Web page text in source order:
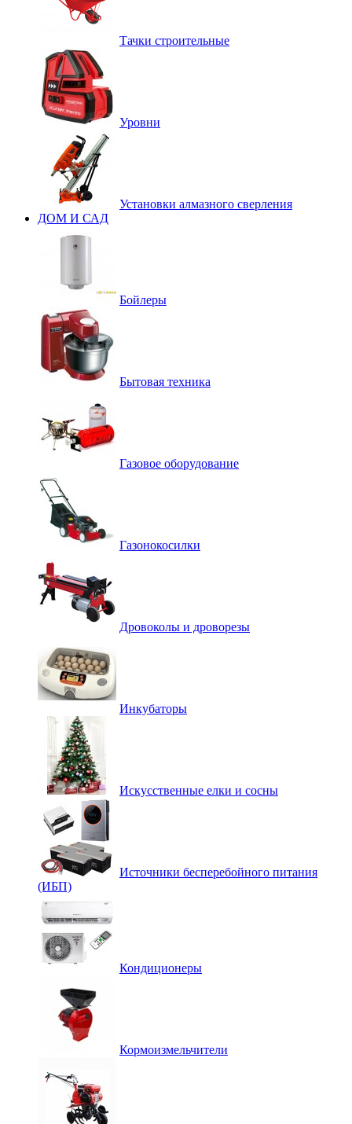
Тачки строительные
Уровни
Установки алмазного сверления
ДОМ И САД
Бойлеры
Бытовая техника
Газовое оборудование
Газонокосилки
Дровоколы и дроворезы
Инкубаторы
Искусственные елки и сосны
Источники бесперебойного питания
(ИБП)
Кондиционеры
Кормоизмельчители